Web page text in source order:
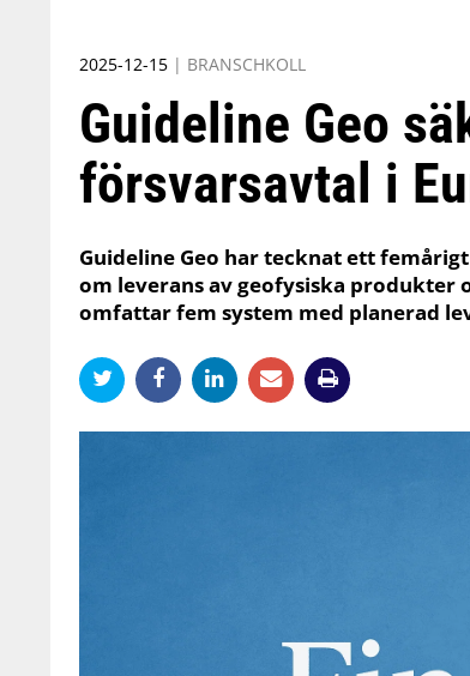
2025-12-15 | BRANSCHKOLL
Guideline Geo
försvarsavtal i
Guideline Geo har tecknat ett
om leverans av geofysiska produkter
omfattar fem system med planerad